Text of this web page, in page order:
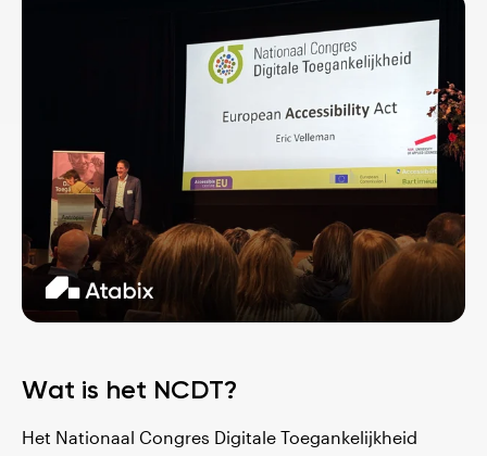
Wat is het NCDT?
Het Nationaal Congres Digitale Toegankelijkheid